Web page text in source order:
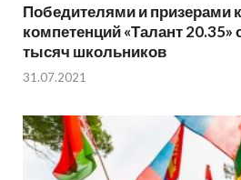
Победителями и призерами
компетенций «Талант 20.35»
тысяч школьников
31.07.2021